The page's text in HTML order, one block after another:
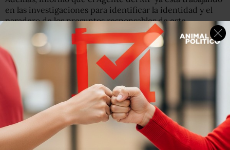
en las investigaciones para identificar la identidad y el
paradero de los presuntos responsables de este
asesinato.
Las autoridades estatales también confirmaron que
cadáveres
fueron localizadosenterrados la semana
pasadaen el municipio de Lerdo.
Hasta el momento van 282 cuerpos encontrados en
municipios de Durango, como Lerdo, Cuencamé, San
Juan del Río y Santiago Papasquiaro, y de ese total, sólo 25
han sido identificados.